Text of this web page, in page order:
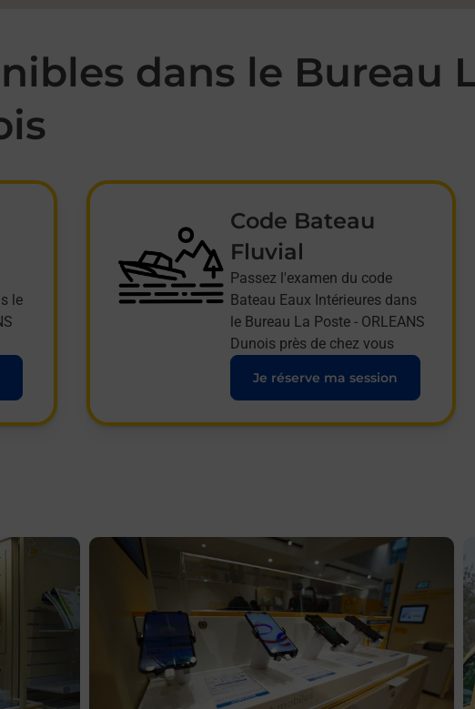
dans le Bureau
le
Code Bateau
Fluvial
Passez l'examen du code
Bateau Eaux Intérieures dans
le Bureau La Poste - ORLEANS
Dunois près de chez vous
Je réserve ma session
En savoir plus